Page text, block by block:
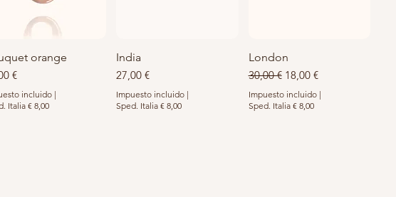
Vista rápida
orange
€
incluido |
Italia € 8,00
India
Precio
27,00 €
Impuesto incluido|
Sped. Italia € 8,00
Vista rápida
London
Precio
30,00 € Precio de oferta
18,00 €
Impuesto incluido|
Sped. Italia € 8,00